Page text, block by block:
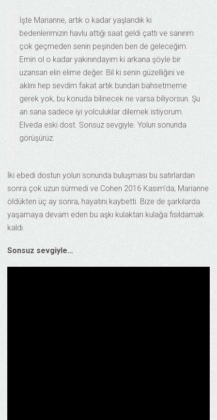
İşte Marianne, artık o kadar yaşlandık ki
bedenlerimizin havlu attığı saat geldi çattı ve sanırım
çok geçmeden senin peşinden ben de geleceğim.
Emin ol o kadar yakınındayım ki arkana şöyle bir
uzansan elin elime değer. Bil ki senin güzelliğini ve
aklını hep sevdim fakat artık bundan bahsetmeme
gerek yok, bu konuda bilinecek ne varsa biliyorsun. Şu
an sana sadece iyi yolculuklar dilemek istiyorum.
Elveda eski dost. Sonsuz sevgiyle. Yolun sonunda
görüşürüz.
İki ebedi dostun yolun sonunda buluşması bu satırlardan
sonra çok uzun sürmedi ve Cohen 2016 Kasım’da, Marianne
öldükten üç ay sonra, hayatını kaybetti. Bize de şarkılarda
yaşamaya devam eden bu aşkı kulaktan kulağa fısıldamak
kaldı.
Sonsuz sevgiyle…